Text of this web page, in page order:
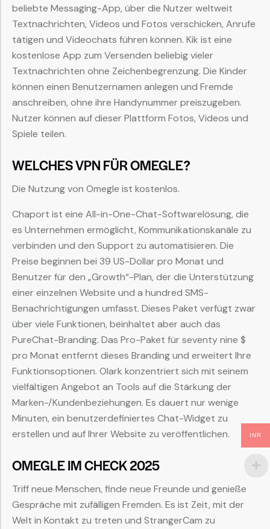
beliebte Messaging-App, über die Nutzer weltweit
Textnachrichten, Videos und Fotos verschicken, Anrufe
tätigen und Videochats führen können. Kik ist eine
kostenlose App zum Versenden beliebig vieler
Textnachrichten ohne Zeichenbegrenzung. Die Kinder
können einen Benutzernamen anlegen und Fremde
anschreiben, ohne ihre Handynummer preiszugeben.
Nutzer können auf dieser Plattform Fotos, Videos und
Spiele teilen.
WELCHES VPN FÜR OMEGLE?
Die Nutzung von Omegle ist kostenlos.
Chaport ist eine All-in-One-Chat-Softwarelösung, die
es Unternehmen ermöglicht, Kommunikationskanäle zu
verbinden und den Support zu automatisieren. Die
Preise beginnen bei 39 US-Dollar pro Monat und
Benutzer für den „Growth“-Plan, der die Unterstützung
einer einzelnen Website und a hundred SMS-
Benachrichtigungen umfasst. Dieses Paket verfügt zwar
über viele Funktionen, beinhaltet aber auch das
PureChat-Branding. Das Pro-Paket für seventy nine $
pro Monat entfernt dieses Branding und erweitert Ihre
Funktionsoptionen. Olark konzentriert sich mit seinem
vielfältigen Angebot an Tools auf die Stärkung der
Marken-/Kundenbeziehungen. Es dauert nur wenige
Minuten, ein benutzerdefiniertes Chat-Widget zu
erstellen und auf Ihrer Website zu veröffentlichen.
OMEGLE IM CHECK 2025
Triff neue Menschen, finde neue Freunde und genieße
Gespräche mit zufälligen Fremden. Es ist Zeit, mit der
Welt in Kontakt zu treten und StrangerCam zu
INR